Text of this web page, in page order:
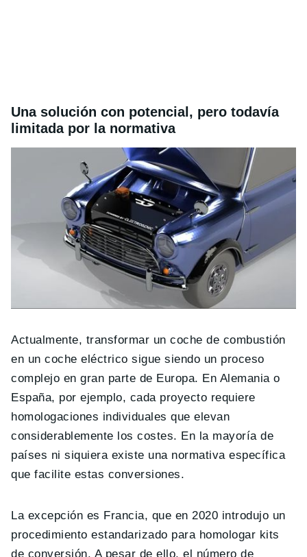
Una solución con potencial, pero todavía
limitada por la normativa
Actualmente, transformar un coche de combustión
en un coche eléctrico sigue siendo un proceso
complejo en gran parte de Europa. En Alemania o
España, por ejemplo, cada proyecto requiere
homologaciones individuales que elevan
considerablemente los costes. En la mayoría de
países ni siquiera existe una normativa específica
que facilite estas conversiones.
La excepción es Francia, que en 2020 introdujo un
procedimiento estandarizado para homologar kits
de conversión. A pesar de ello, el número de